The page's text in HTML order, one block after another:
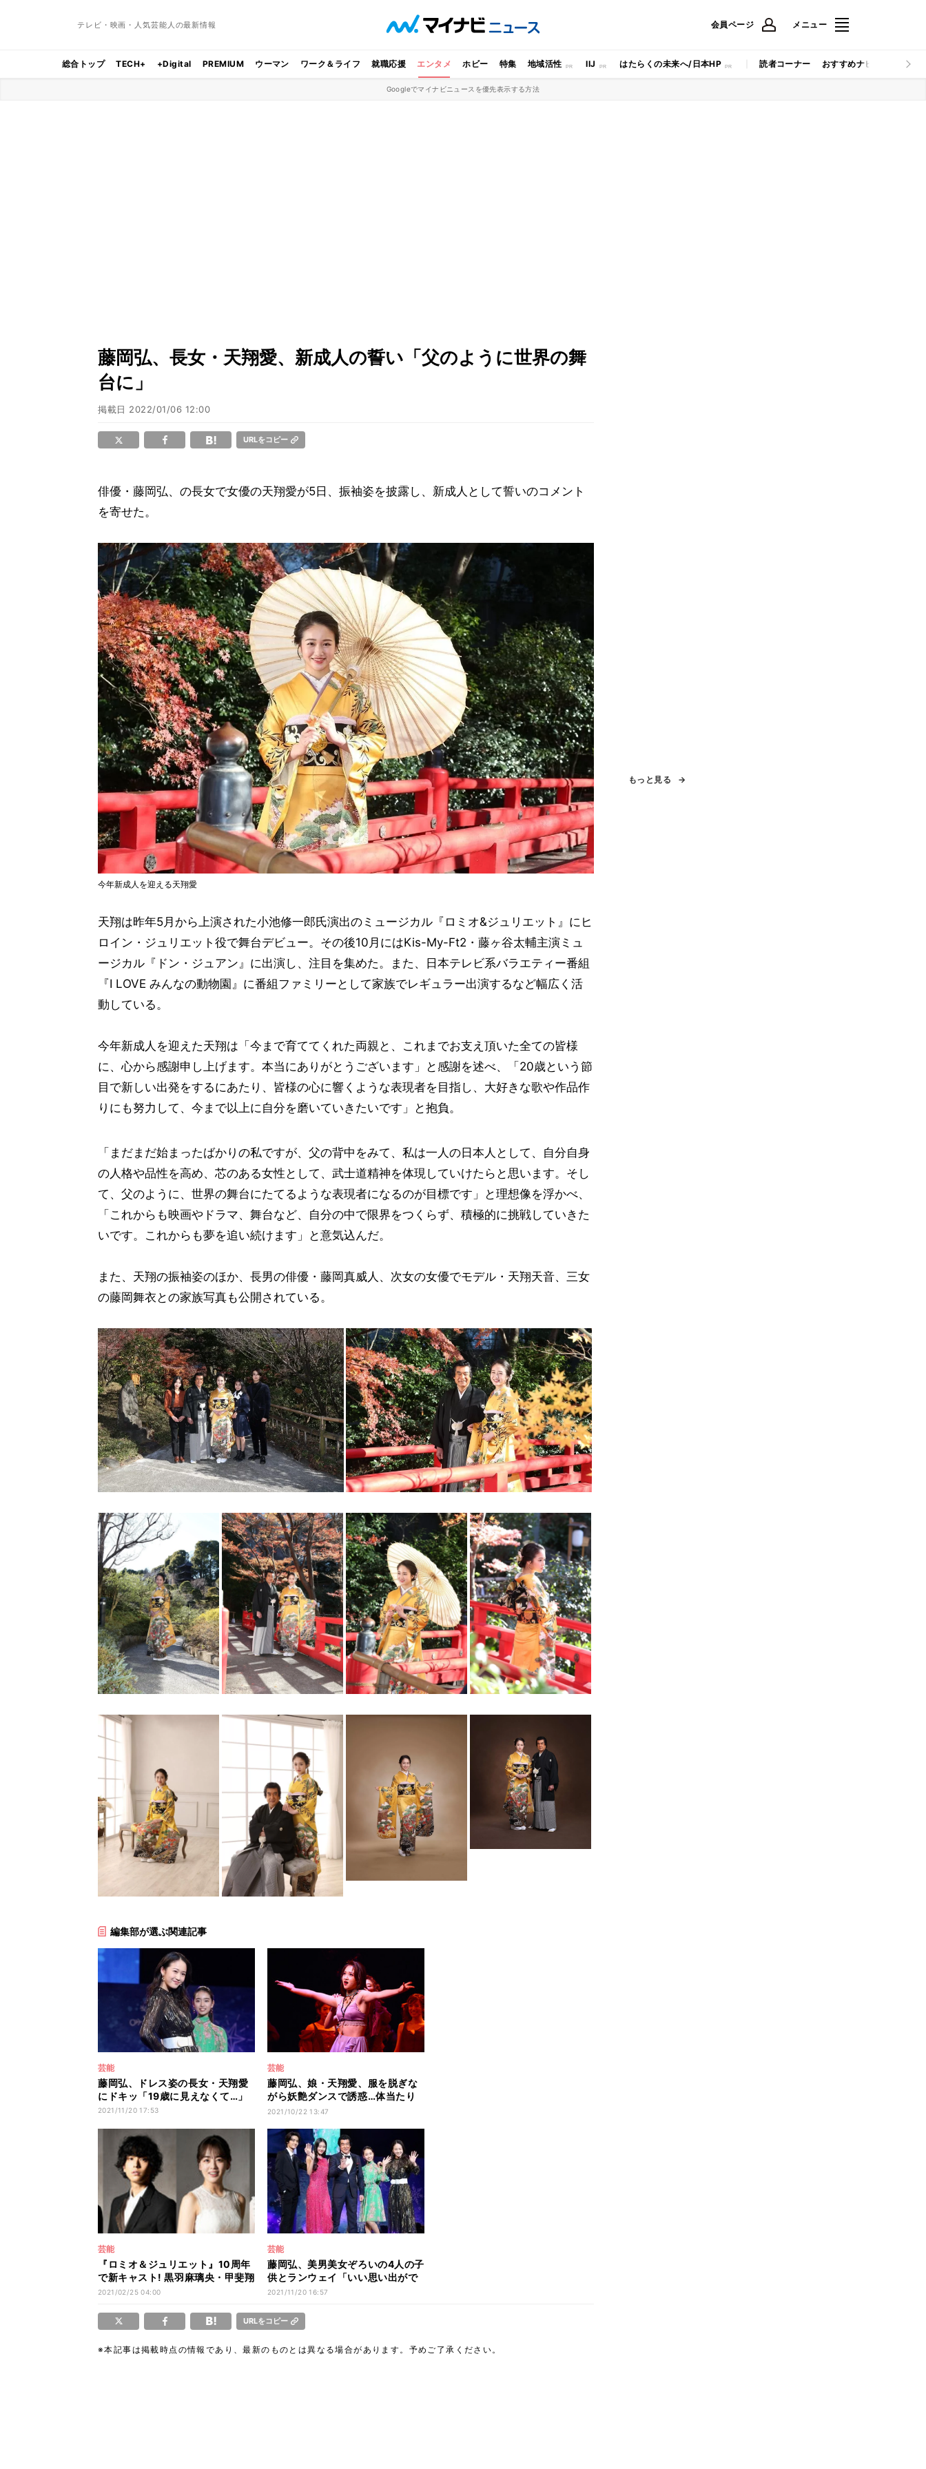
テレビ・映画・人気芸能人の最新情報 会員ページ メニュー
総合トップ TECH+ +Digital PREMIUM ウーマン ワーク＆ライフ 就職応援 エンタメ ホビー 特集 地域活性 IIJ はたらくの未来へ/日本HP 読者コーナー おすすめナビ マイナビ
Googleでマイナビニュースを優先表示する方法
藤岡弘、長女・天翔愛、新成人の誓い「父のように世界の舞
台に」
掲載日 2022/01/06 12:00
URLをコピー
俳優・藤岡弘、の長女で女優の天翔愛が5日、振袖姿を披露し、新成人として誓いのコメント
を寄せた。
今年新成人を迎える天翔愛
天翔は昨年5月から上演された小池修一郎氏演出のミュージカル『ロミオ&ジュリエット』にヒ
ロイン・ジュリエット役で舞台デビュー。その後10月にはKis-My-Ft2・藤ヶ谷太輔主演ミュ
ージカル『ドン・ジュアン』に出演し、注目を集めた。また、日本テレビ系バラエティー番組
『I LOVE みんなの動物園』に番組ファミリーとして家族でレギュラー出演するなど幅広く活
動している。
今年新成人を迎えた天翔は「今まで育ててくれた両親と、これまでお支え頂いた全ての皆様
に、心から感謝申し上げます。本当にありがとうございます」と感謝を述べ、「20歳という節
目で新しい出発をするにあたり、皆様の心に響くような表現者を目指し、大好きな歌や作品作
りにも努力して、今まで以上に自分を磨いていきたいです」と抱負。
「まだまだ始まったばかりの私ですが、父の背中をみて、私は一人の日本人として、自分自身
の人格や品性を高め、芯のある女性として、武士道精神を体現していけたらと思います。そし
て、父のように、世界の舞台にたてるような表現者になるのが目標です」と理想像を浮かべ、
「これからも映画やドラマ、舞台など、自分の中で限界をつくらず、積極的に挑戦していきた
いです。これからも夢を追い続けます」と意気込んだ。
また、天翔の振袖姿のほか、長男の俳優・藤岡真威人、次女の女優でモデル・天翔天音、三女
の藤岡舞衣との家族写真も公開されている。
編集部が選ぶ関連記事
芸能
藤岡弘、ドレス姿の長女・天翔愛
にドキッ「19歳に見えなくて…」
2021/11/20 17:53
芸能
藤岡弘、娘・天翔愛、服を脱ぎな
がら妖艶ダンスで誘惑…体当たり
演技見せる
2021/10/22 13:47
芸能
『ロミオ＆ジュリエット』10周年
で新キャスト! 黒羽麻璃央・甲斐翔
真＆伊原六花・天翔愛
2021/02/25 04:00
芸能
藤岡弘、美男美女ぞろいの4人の子
供とランウェイ「いい思い出がで
きました」
2021/11/20 16:57
URLをコピー
※本記事は掲載時点の情報であり、最新のものとは異なる場合があります。予めご了承ください。
もっと見る